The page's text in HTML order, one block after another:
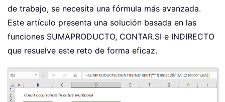
de trabajo, se necesita una fórmula más avanzada.
Este artículo presenta una solución basada en las
funciones SUMAPRODUCTO, CONTAR.SI e INDIRECTO
que resuelve este reto de forma eficaz.